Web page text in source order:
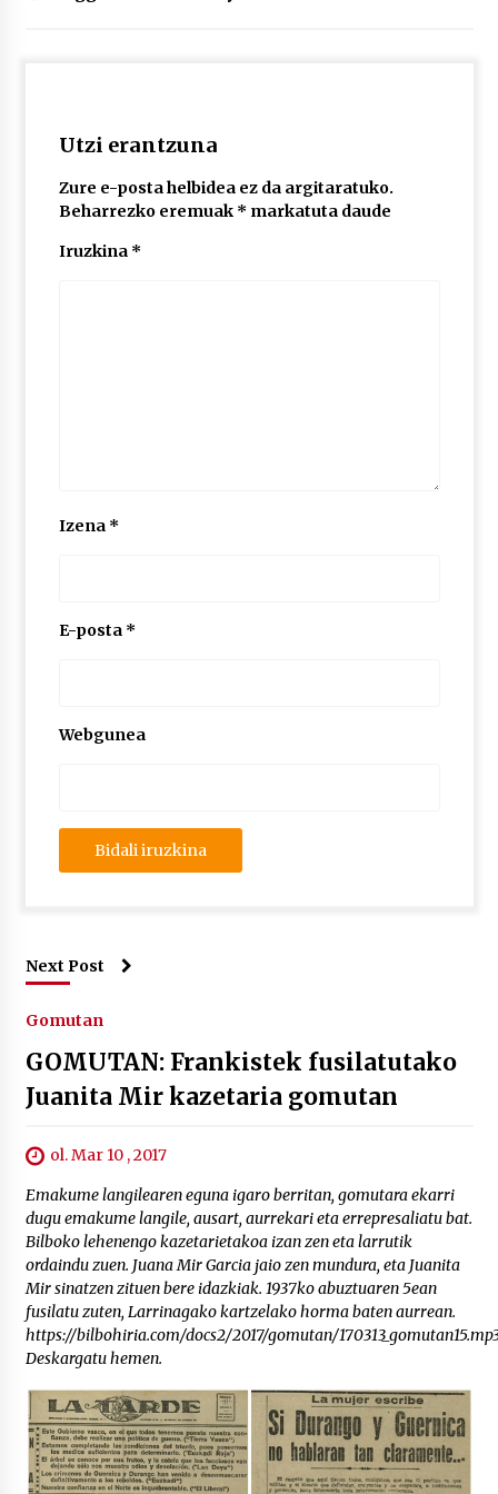
2026/07/03
Utzi erantzuna
Zure e-posta helbidea ez da argitaratuko.
Beharrezko eremuak * markatuta daude
Iruzkina *
Izena *
E-posta *
Webgunea
Next Post
Gomutan
GOMUTAN: Frankistek fusilatutako
Juanita Mir kazetaria gomutan
ol. Mar 10 , 2017
Emakume langilearen eguna igaro berritan, gomutara ekarri
dugu emakume langile, ausart, aurrekari eta errepresaliatu bat.
Bilboko lehenengo kazetarietakoa izan zen eta larrutik
ordaindu zuen. Juana Mir Garcia jaio zen mundura, eta Juanita
Mir sinatzen zituen bere idazkiak. 1937ko abuztuaren 5ean
fusilatu zuten, Larrinagako kartzelako horma baten aurrean.
https://bilbohiria.com/docs2/2017/gomutan/
Deskargatu hemen.